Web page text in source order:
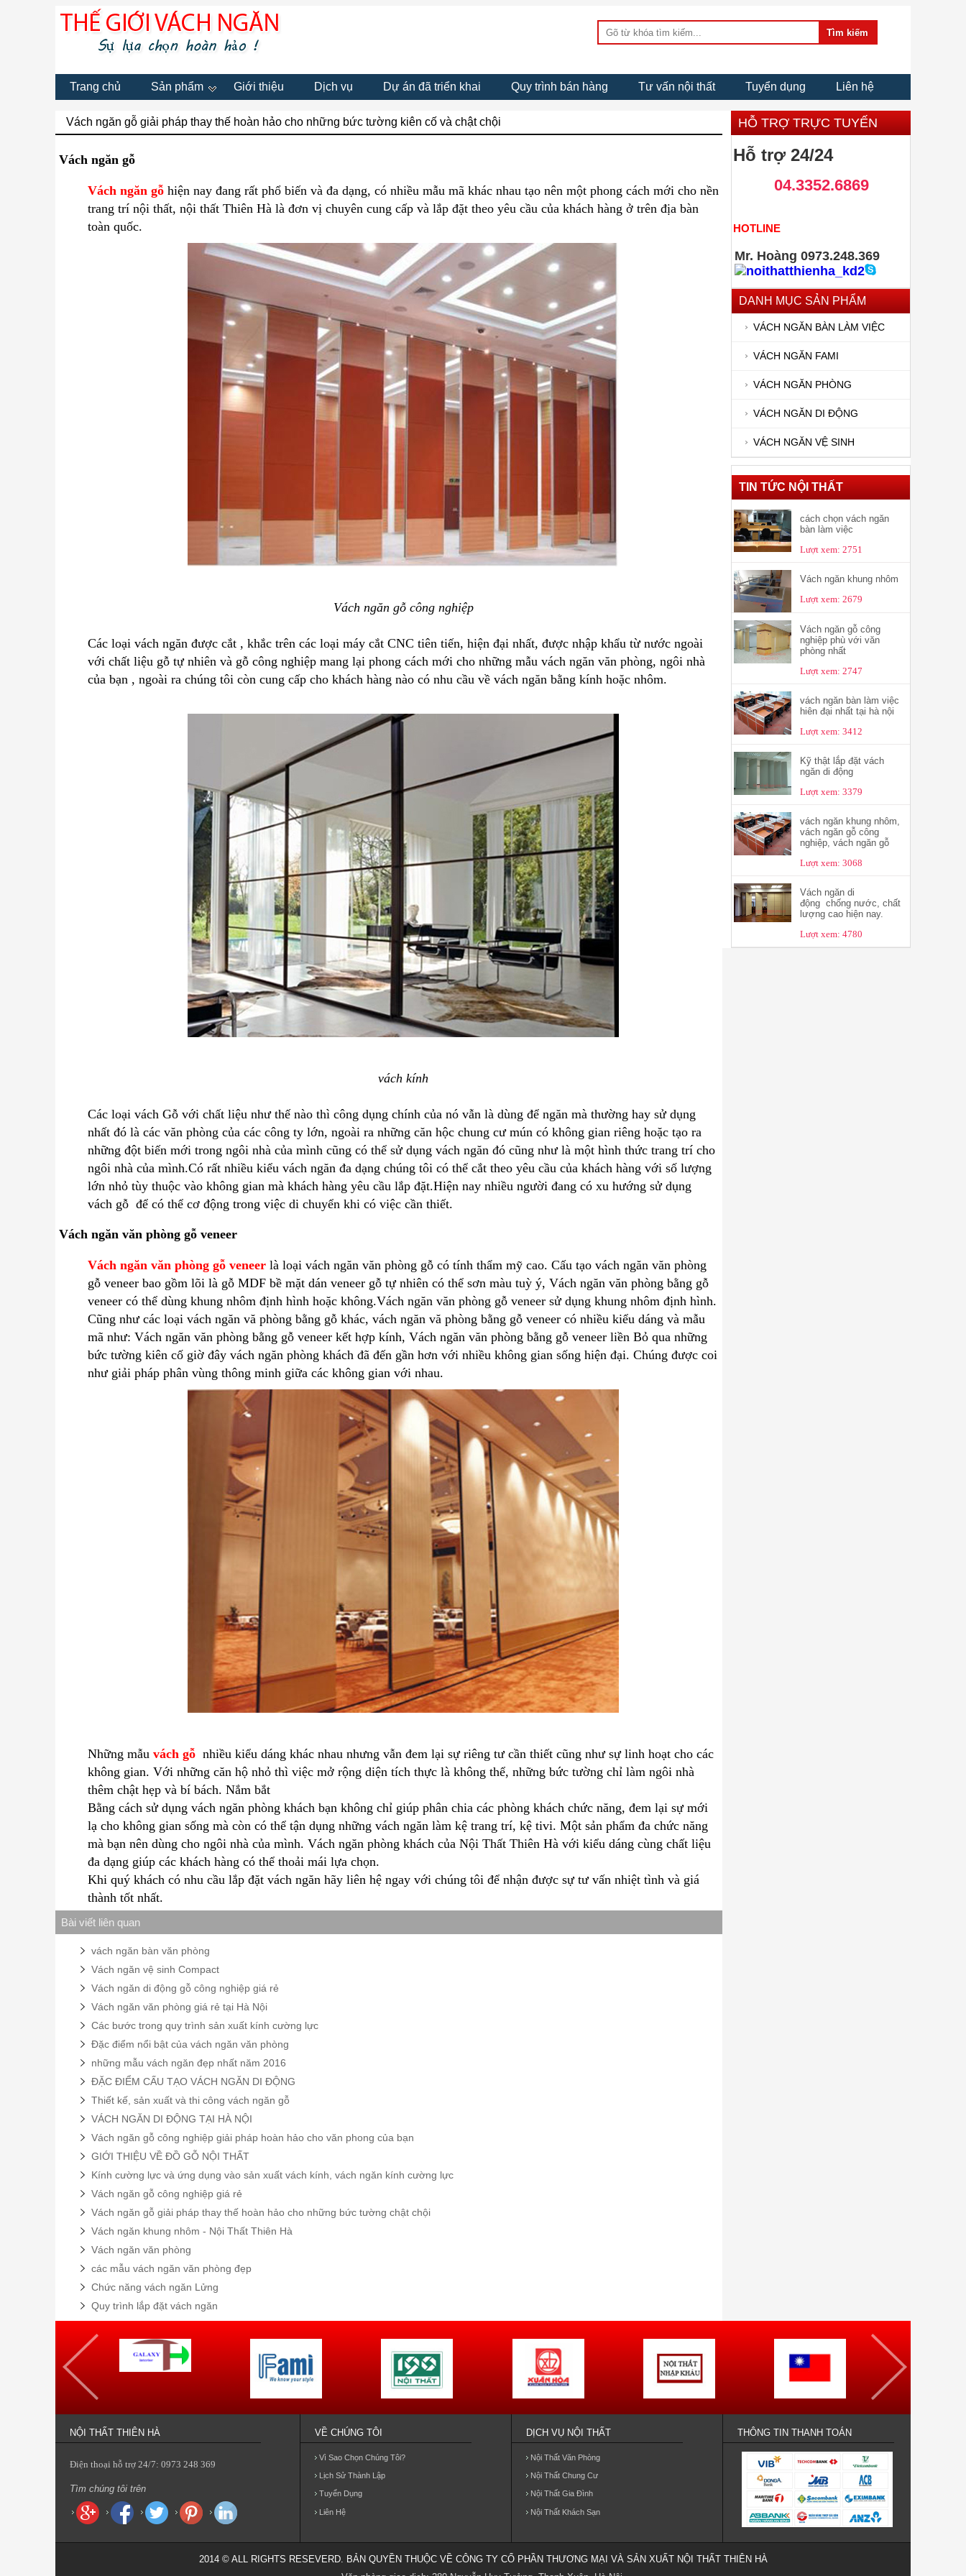
Trang chủ Sản phẩm Giới thiệu Dịch vụ Dự án đã triển khai Quy trình bán hàng Tư vấn nội thất Tuyển dụng Liên hệ
Vách ngăn gỗ giải pháp thay thế hoàn hảo cho những bức tường kiên cố và chật chội
Vách ngăn gỗ
Vách ngăn gỗ hiện nay đang rất phổ biến và đa dạng, có nhiều mẫu mã khác nhau tạo nên một phong cách mới cho nền
trang trí nội thất, nội thất Thiên Hà là đơn vị chuyên cung cấp và lắp đặt theo yêu cầu của khách hàng ở trên địa bàn
toàn quốc.
Vách ngăn gỗ công nghiệp
Các loại vách ngăn được cắt , khắc trên các loại máy cắt CNC tiên tiến, hiện đại nhất, được nhập khẩu từ nước ngoài
với chất liệu gỗ tự nhiên và gỗ công nghiệp mang lại phong cách mới cho những mẫu vách ngăn văn phòng, ngôi nhà
của bạn , ngoài ra chúng tôi còn cung cấp cho khách hàng nào có nhu cầu về vách ngăn bằng kính hoặc nhôm.
vách kính
Các loại vách Gỗ với chất liệu như thế nào thì công dụng chính của nó vẫn là dùng để ngăn mà thường hay sử dụng
nhất đó là các văn phòng của các công ty lớn, ngoài ra những căn hộc chung cư mún có không gian riêng hoặc tạo ra
những đột biến mới trong ngôi nhà của mình cũng có thể sử dụng vách ngăn đó cũng như là một hình thức trang trí cho
ngôi nhà của mình.Có rất nhiều kiểu vách ngăn đa dạng chúng tôi có thể cắt theo yêu cầu của khách hàng với số lượng
lớn nhỏ tùy thuộc vào không gian mà khách hàng yêu cầu lắp đặt.Hiện nay nhiều người đang có xu hướng sử dụng
vách gỗ để có thể cơ động trong việc di chuyển khi có việc cần thiết.
Vách ngăn văn phòng gỗ veneer
Vách ngăn văn phòng gỗ veneer là loại vách ngăn văn phòng gỗ có tính thẩm mỹ cao. Cấu tạo vách ngăn văn phòng
gỗ veneer bao gồm lõi là gỗ MDF bề mặt dán veneer gỗ tự nhiên có thể sơn màu tuỳ ý, Vách ngăn văn phòng bằng gỗ
veneer có thể dùng khung nhôm định hình hoặc không.Vách ngăn văn phòng gỗ veneer sử dụng khung nhôm định hình.
Cũng như các loại vách ngăn vă phòng bằng gỗ khác, vách ngăn vă phòng bằng gỗ veneer có nhiều kiểu dáng và mẫu
mã như: Vách ngăn văn phòng bằng gỗ veneer kết hợp kính, Vách ngăn văn phòng bằng gỗ veneer liền Bỏ qua những
bức tường kiên cố giờ đây vách ngăn phòng khách đã đến gần hơn với nhiều không gian sống hiện đại. Chúng được coi
như giải pháp phân vùng thông minh giữa các không gian với nhau.
Những mẫu vách gỗ nhiều kiểu dáng khác nhau nhưng vẫn đem lại sự riêng tư cần thiết cũng như sự linh hoạt cho các
không gian. Với những căn hộ nhỏ thì việc mở rộng diện tích thực là không thể, những bức tường chỉ làm ngôi nhà
thêm chật hẹp và bí bách. Nắm bắt
Bằng cách sử dụng vách ngăn phòng khách bạn không chỉ giúp phân chia các phòng khách chức năng, đem lại sự mới
lạ cho không gian sống mà còn có thể tận dụng những vách ngăn làm kệ trang trí, kệ tivi. Một sản phẩm đa chức năng
mà bạn nên dùng cho ngôi nhà của mình. Vách ngăn phòng khách của Nội Thất Thiên Hà với kiểu dáng cùng chất liệu
đa dạng giúp các khách hàng có thể thoải mái lựa chọn.
Khi quý khách có nhu cầu lắp đặt vách ngăn hãy liên hệ ngay với chúng tôi để nhận được sự tư vấn nhiệt tình và giá
thành tốt nhất.
Bài viết liên quan
vách ngăn bàn văn phòng
Vách ngăn vệ sinh Compact
Vách ngăn di động gỗ công nghiệp giá rẻ
Vách ngăn văn phòng giá rẻ tại Hà Nội
Các bước trong quy trình sản xuất kính cường lực
Đặc điểm nổi bật của vách ngăn văn phòng
những mẫu vách ngăn đẹp nhất năm 2016
ĐẶC ĐIỂM CẤU TẠO VÁCH NGĂN DI ĐỘNG
Thiết kế, sản xuất và thi công vách ngăn gỗ
VÁCH NGĂN DI ĐỘNG TẠI HÀ NỘI
Vách ngăn gỗ công nghiệp giải pháp hoàn hảo cho văn phong của bạn
GIỚI THIỆU VỀ ĐỒ GỖ NỘI THẤT
Kính cường lực và ứng dụng vào sản xuất vách kính, vách ngăn kính cường lực
Vách ngăn gỗ công nghiệp giá rẻ
Vách ngăn gỗ giải pháp thay thế hoàn hảo cho những bức tường chật chội
Vách ngăn khung nhôm - Nội Thất Thiên Hà
Vách ngăn văn phòng
các mẫu vách ngăn văn phòng đẹp
Chức năng vách ngăn Lửng
Quy trình lắp đặt vách ngăn
HỖ TRỢ TRỰC TUYẾN
Hỗ trợ 24/24
04.3352.6869
HOTLINE
Mr. Hoàng 0973.248.369
DANH MỤC SẢN PHẨM
VÁCH NGĂN BÀN LÀM VIỆC
VÁCH NGĂN FAMI
VÁCH NGĂN PHÒNG
VÁCH NGĂN DI ĐỘNG
VÁCH NGĂN VỆ SINH
TIN TỨC NỘI THẤT
cách chọn vách ngăn
bàn làm việc
Lượt xem: 2751
Vách ngăn khung nhôm
Lượt xem: 2679
Vách ngăn gỗ công
nghiệp phù với văn
phòng nhất
Lượt xem: 2747
vách ngăn bàn làm việc
hiên đại nhất tại hà nội
Lượt xem: 3412
Kỹ thật lắp đặt vách
ngăn di động
Lượt xem: 3379
vách ngăn khung nhôm,
vách ngăn gỗ công
nghiệp, vách ngăn gỗ
Lượt xem: 3068
Vách ngăn di
động chống nước, chất
lượng cao hiện nay.
Lượt xem: 4780
NỘI THẤT THIÊN HÀ
Điện thoại hỗ trợ 24/7: 0973 248 369
Tìm chúng tôi trên
VỀ CHÚNG TÔI
Vì Sao Chọn Chúng Tôi?
Lịch Sử Thành Lập
Tuyển Dụng
Liên Hệ
DỊCH VỤ NỘI THẤT
Nội Thất Văn Phòng
Nội Thất Chung Cư
Nội Thất Gia Đình
Nội Thất Khách Sạn
THÔNG TIN THANH TOÁN
2014 © ALL RIGHTS RESEVERD. BẢN QUYỀN THUỘC VỀ CÔNG TY CỔ PHẦN THƯƠNG MẠI VÀ SẢN XUẤT NỘI THẤT THIÊN HÀ